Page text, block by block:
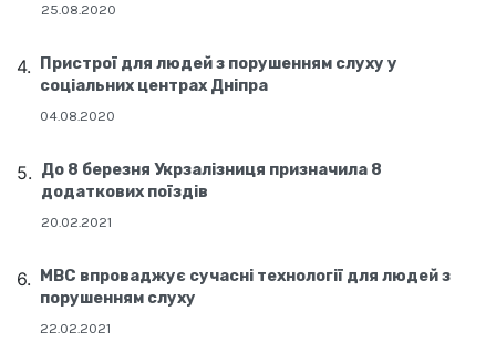
25.08.2020
Пристрої для людей з порушенням слуху у
соціальних центрах Дніпра
04.08.2020
До 8 березня Укрзалізниця призначила 8
додаткових поїздів
20.02.2021
МВС впроваджує сучасні технології для людей з
порушенням слуху
22.02.2021